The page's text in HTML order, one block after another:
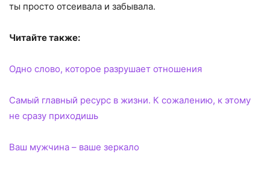
ты просто отсеивала и забывала.
Читайте также:
Одно слово, которое разрушает отношения
Самый главный ресурс в жизни. К сожалению, к этому
не сразу приходишь
Ваш мужчина – ваше зеркало